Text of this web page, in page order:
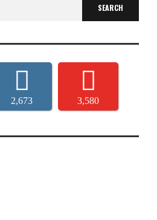
2,673 3,580